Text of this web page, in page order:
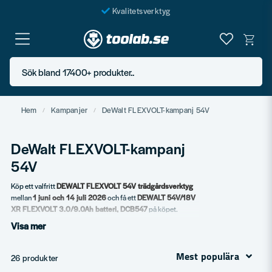
Kvalitetsverktyg
Fraktfritt över 999 SEK*
En järnhandel för alla
Butik i Göteborg
Sök bland 17400+ produkter..
Hem Kampanjer DeWalt FLEXVOLT-kampanj 54V
DeWalt FLEXVOLT-kampanj
54V
Köp ett valfrittDEWALT FLEXVOLT 54V trädgårdsverktyg
mellan1 juni och 14 juli 2026och få ettDEWALT 54V/18V
XR FLEXVOLT 3.0/9.0Ah batteri, DCB547på köpet.
Passa på att uppgradera trädgårdsarbetet med kraftfulla
du ett FLEXVOLT-batteri utan extra kostnad när du köper
valfritt 54V trädgårdsverktyg. Registrera ditt köp på
Visa mer
26 produkter Mest populära